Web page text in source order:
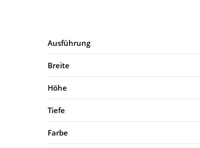
Ausführung
Breite
Höhe
Tiefe
Farbe